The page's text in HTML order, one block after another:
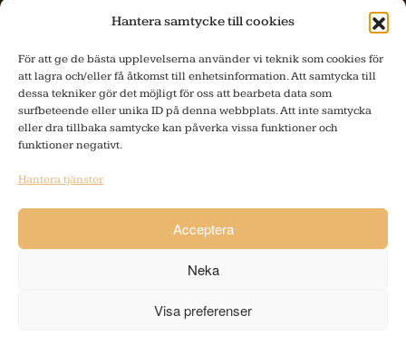
Hantera samtycke till cookies
För att ge de bästa upplevelserna använder vi teknik som cookies för
att lagra och/eller få åtkomst till enhetsinformation. Att samtycka till
dessa tekniker gör det möjligt för oss att bearbeta data som
surfbeteende eller unika ID på denna webbplats. Att inte samtycka
eller dra tillbaka samtycke kan påverka vissa funktioner och
funktioner negativt.
Hantera tjänster
Acceptera
Neka
Visa preferenser
Bilder
PRODUKTER
Produktinfo
KONTAKT
info@sibes.se